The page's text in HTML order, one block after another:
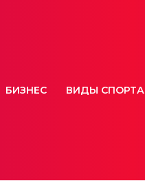
БИЗНЕС ВИДЫ СПОРТА